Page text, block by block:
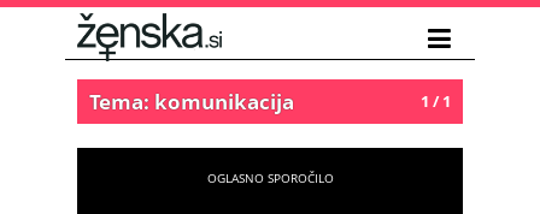
1 / 1
Tema: komunikacija